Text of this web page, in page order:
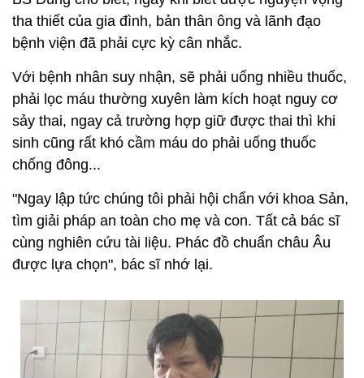
tha thiết của gia đình, bản thân ông và lãnh đạo
bệnh viện đã phải cực kỳ cân nhắc.
Với bệnh nhân suy nhận, sẽ phải uống nhiều thuốc,
phải lọc máu thường xuyên làm kích hoạt nguy cơ
sảy thai, ngay cả trường hợp giữ được thai thì khi
sinh cũng rất khó cầm máu do phải uống thuốc
chống đông...
"Ngay lập tức chúng tôi phải hội chẩn với khoa Sản,
tìm giải pháp an toàn cho mẹ và con. Tất cả bác sĩ
cùng nghiên cứu tài liệu. Phác đồ chuẩn châu Âu
được lựa chọn", bác sĩ nhớ lại.